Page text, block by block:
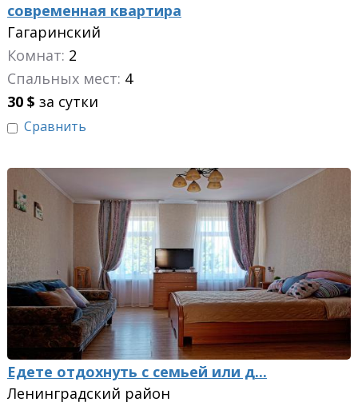
современная квартира
Гагаринский
Комнат: 2
Спальных мест: 4
30 $ за сутки
Сравнить
Едете отдохнуть с семьей или д...
Ленинградский район